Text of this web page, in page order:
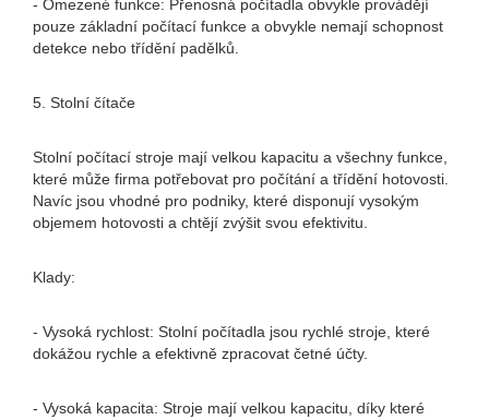
- Omezené funkce: Přenosná počítadla obvykle provádějí
pouze základní počítací funkce a obvykle nemají schopnost
detekce nebo třídění padělků.
5. Stolní čítače
Stolní počítací stroje mají velkou kapacitu a všechny funkce,
které může firma potřebovat pro počítání a třídění hotovosti.
Navíc jsou vhodné pro podniky, které disponují vysokým
objemem hotovosti a chtějí zvýšit svou efektivitu.
Klady:
- Vysoká rychlost: Stolní počítadla jsou rychlé stroje, které
dokážou rychle a efektivně zpracovat četné účty.
- Vysoká kapacita: Stroje mají velkou kapacitu, díky které